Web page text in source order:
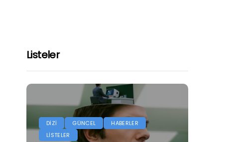
Listeler
DİZİ GÜNCEL
HABERLER
LİSTELER